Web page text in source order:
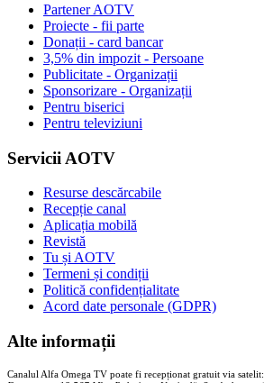
Partener AOTV
Proiecte - fii parte
Donații - card bancar
3,5% din impozit - Persoane
Publicitate - Organizații
Sponsorizare - Organizații
Pentru biserici
Pentru televiziuni
Servicii AOTV
Resurse descărcabile
Recepție canal
Aplicația mobilă
Revistă
Tu și AOTV
Termeni și condiții
Politică confidențialitate
Acord date personale (GDPR)
Alte informații
Canalul Alfa Omega TV poate fi recepționat gratuit via satelit: